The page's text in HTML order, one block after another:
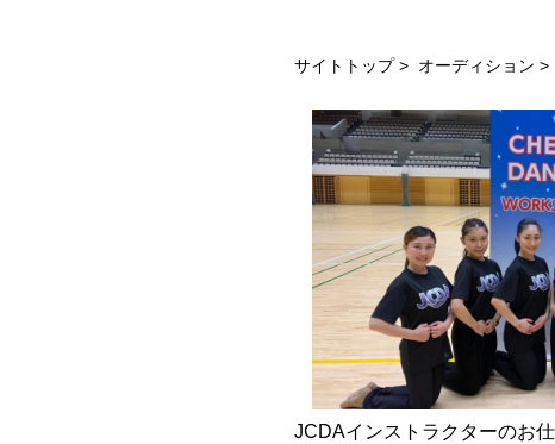
サイトトップ> オーディション >
JCDAインストラクターのお